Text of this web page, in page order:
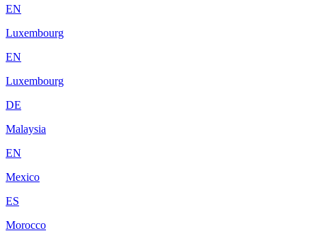
EN
Luxembourg
EN
Luxembourg
DE
Malaysia
EN
Mexico
ES
Morocco